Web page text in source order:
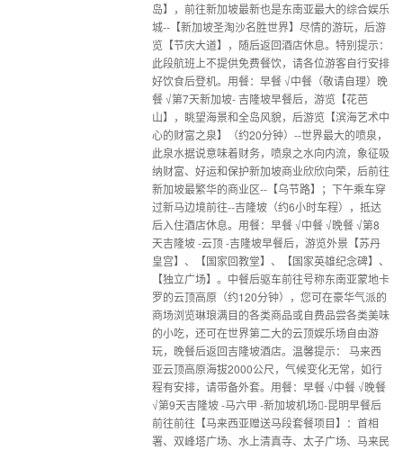
岛】，前往新加坡最新也是东南亚最大的综合娱乐
城--【新加坡圣淘沙名胜世界】尽情的游玩，后游
览【节庆大道】，随后返回酒店休息。特别提示：
此段航班上不提供免费餐饮，请各位游客自行安排
好饮食后登机。用餐：早餐 √中餐（敬请自理）晚
餐 √第7天新加坡- 吉隆坡早餐后，游览【花芭
山】，眺望海景和全岛风貌，后游览【滨海艺术中
心的财富之泉】（约20分钟）--世界最大的喷泉，
此泉水据说意味着财务，喷泉之水向内流，象征吸
纳财富、好运和保护新加坡商业欣欣向荣，后前往
新加坡最繁华的商业区--【乌节路】；下午乘车穿
过新马边境前往--吉隆坡（约6小时车程），抵达
后入住酒店休息。用餐：早餐 √中餐 √晚餐 √第8
天吉隆坡 -云顶 -吉隆坡早餐后，游览外景【苏丹
皇宫】、【国家回教堂】、【国家英雄纪念碑】、
【独立广场】。中餐后驱车前往号称东南亚蒙地卡
罗的云顶高原（约120分钟），您可在豪华气派的
商场浏览琳琅满目的各类商品或自费品尝各类美味
的小吃，还可在世界第二大的云顶娱乐场自由游
玩，晚餐后返回吉隆坡酒店。温馨提示： 马来西
亚云顶高原海拔2000公尺，气候变化无常，如行
程有安排，请带备外套。用餐：早餐 √中餐 √晚餐
√第9天吉隆坡 -马六甲 -新加坡机场-昆明早餐后
前往前往【马来西亚赠送马段套餐项目】：首相
署、双峰塔广场、水上清真寺、太子广场、马来民